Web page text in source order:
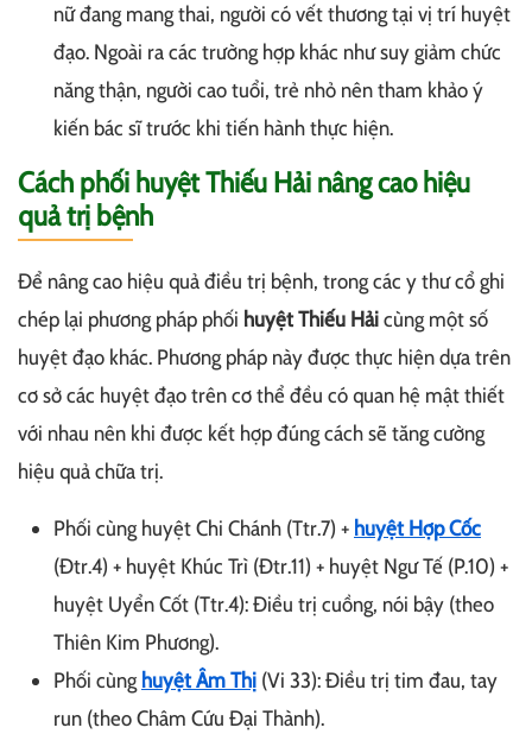
nữ đang mang thai, người có vết thương tại vị trí huyệt
đạo. Ngoài ra các trường hợp khác như suy giảm chức
năng thận, người cao tuổi, trẻ nhỏ nên tham khảo ý
kiến bác sĩ trước khi tiến hành thực hiện.
Cách phối huyệt Thiếu Hải nâng cao hiệu
quả trị bệnh
Để nâng cao hiệu quả điều trị bệnh, trong các y thư cổ ghi
chép lại phương pháp phối huyệt Thiếu Hảicùng một số
huyệt đạo khác. Phương pháp này được thực hiện dựa trên
cơ sở các huyệt đạo trên cơ thể đều có quan hệ mật thiết
với nhau nên khi được kết hợp đúng cách sẽ tăng cường
hiệu quả chữa trị.
Phối cùng huyệt Chi Chánh (Ttr.7) + huyệt Hợp Cốc
(Đtr.4) + huyệt Khúc Trì (Đtr.11) + huyệt Ngư Tế (P.10) +
huyệt Uyển Cốt (Ttr.4): Điều trị cuồng, nói bậy (theo
Thiên Kim Phương).
Phối cùng huyệt Âm Thị (Vi 33): Điều trị tim đau, tay
run (theo Châm Cứu Đại Thành).